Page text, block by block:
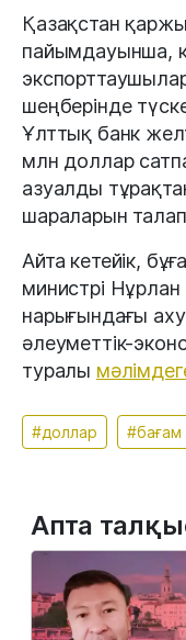
Қазақстан
пайымдауынша,
шеңберінде
Ұлттық банк
млн доллар
азуалды
шараларын талап
Айта кетейік,
министрі
нарығындағы
әлеуметтік-
туралы
#доллар #бағам
Апта